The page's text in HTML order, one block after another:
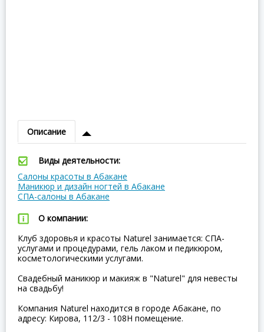
Описание
Виды деятельности:
Салоны красоты в Абакане
Маникюр и дизайн ногтей в Абакане
СПА-салоны в Абакане
О компании:
Клуб здоровья и красоты Naturel занимается: СПА-
услугами и процедурами, гель лаком и педикюром,
косметологическими услугами.
Свадебный маникюр и макияж в "Naturel" для невесты
на свадьбу!
Компания Naturel находится в городе Абакане, по
адресу: Кирова, 112/3 - 108Н помещение.